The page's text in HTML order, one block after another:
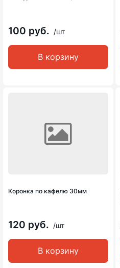
100 руб. /шт
В корзину
Коронка по кафелю 30мм
120 руб. /шт
В корзину